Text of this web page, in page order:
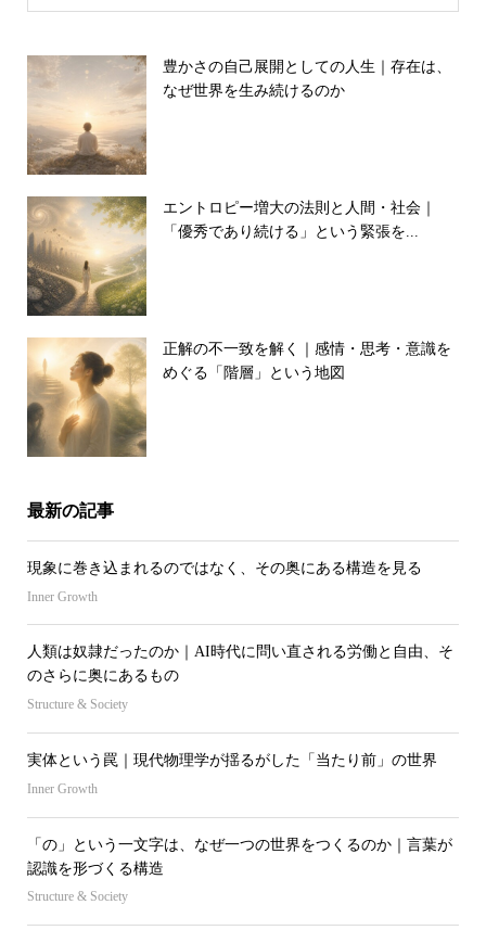
豊かさの自己展開としての人生｜存在は、
なぜ世界を生み続けるのか
エントロピー増大の法則と人間・社会｜
「優秀であり続ける」という緊張を...
正解の不一致を解く｜感情・思考・意識を
めぐる「階層」という地図
最新の記事
現象に巻き込まれるのではなく、その奥にある構造を見る
Inner Growth
人類は奴隷だったのか｜AI時代に問い直される労働と自由、そ
のさらに奥にあるもの
Structure & Society
実体という罠｜現代物理学が揺るがした「当たり前」の世界
Inner Growth
「の」という一文字は、なぜ一つの世界をつくるのか｜言葉が
認識を形づくる構造
Structure & Society